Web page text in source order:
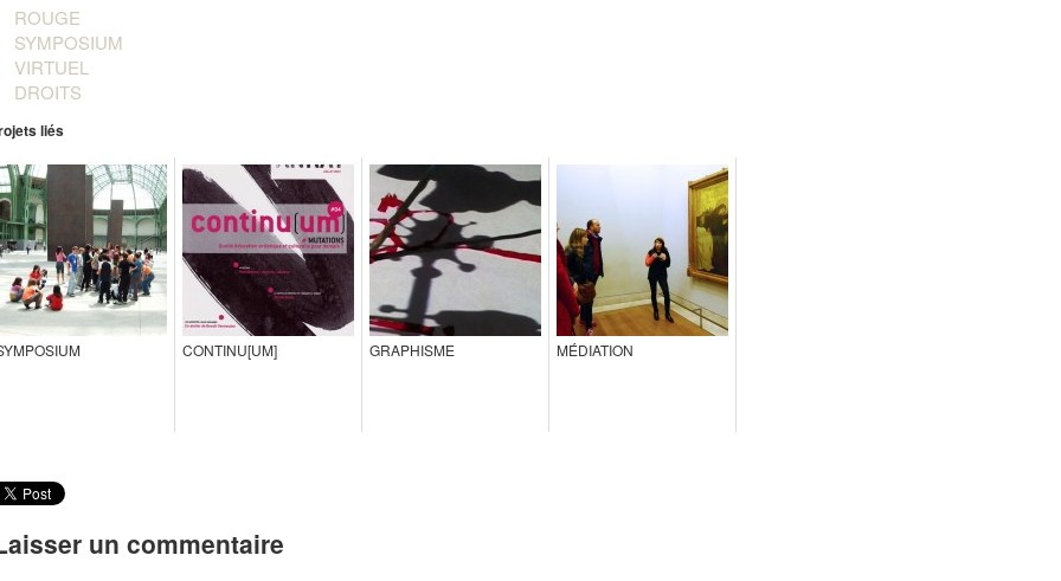
ROUGE
SYMPOSIUM
VIRTUEL
DROITS
liés
CONTINU[UM] GRAPHISME MÉDIATION
un commentaire